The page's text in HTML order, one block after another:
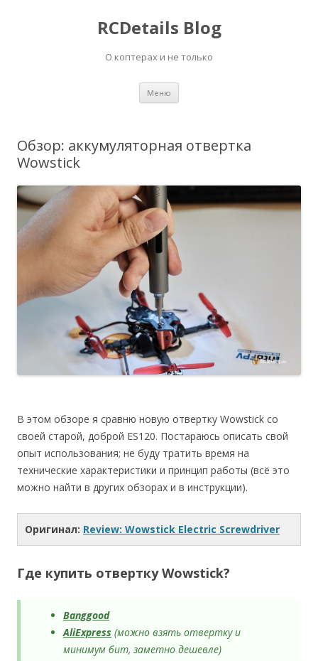
RCDetails Blog
О коптерах и не только
Меню
Обзор: аккумуляторная отвертка
Wowstick
В этом обзоре я сравню новую отвертку Wowstick со
своей старой, доброй ES120. Постараюсь описать свой
опыт использования; не буду тратить время на
технические характеристики и принцип работы (всё это
можно найти в других обзорах и в инструкции).
Оригинал: Review: Wowstick Electric Screwdriver
Где купить отвертку Wowstick?
Banggood
AliExpress (можно взять отвертку и
минимум бит, заметно дешевле)